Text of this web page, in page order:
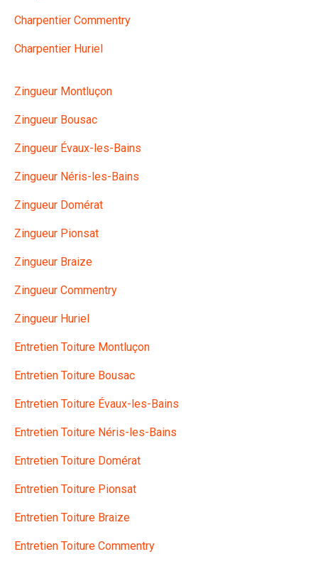
Charpentier Commentry
Charpentier Huriel
Zingueur Montluçon
Zingueur Bousac
Zingueur Évaux-les-Bains
Zingueur Néris-les-Bains
Zingueur Domérat
Zingueur Pionsat
Zingueur Braize
Zingueur Commentry
Zingueur Huriel
Entretien Toiture Montluçon
Entretien Toiture Bousac
Entretien Toiture Évaux-les-Bains
Entretien Toiture Néris-les-Bains
Entretien Toiture Domérat
Entretien Toiture Pionsat
Entretien Toiture Braize
Entretien Toiture Commentry